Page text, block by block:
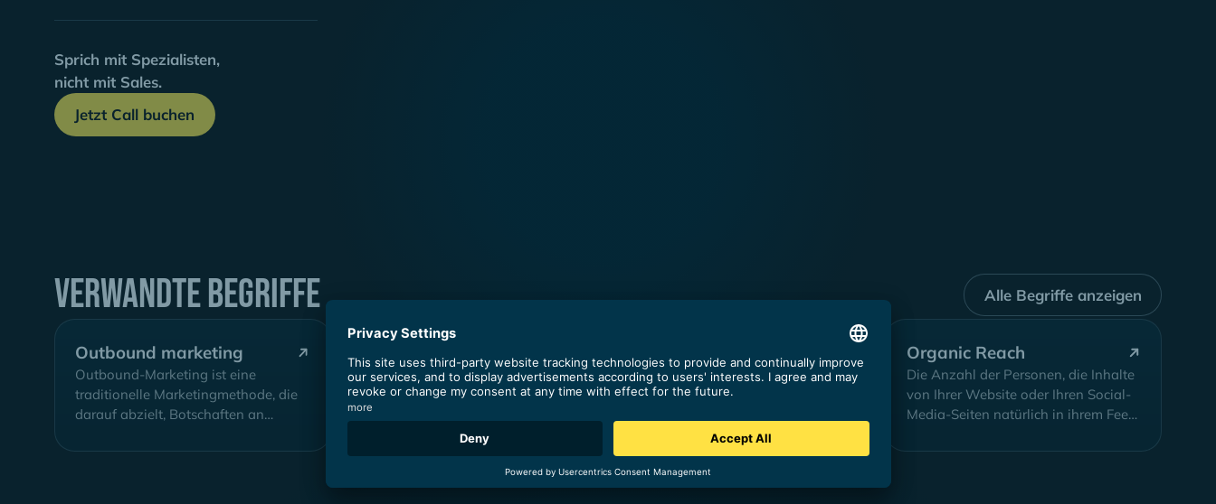
Sprich mit Spezialisten,
nicht mit Sales.
Jetzt Call buchen
Verwandte Begriffe Alle Begriffe anzeigen
Outbound marketing
Outbound-Marketing ist eine
traditionelle Marketingmethode, die
darauf abzielt, Botschaften an
Orphan Page
Verwaiste Seite: Jede Webseite, die
von keiner anderen Seite auf dieser
Webseite verlinkt wird.
Organic traffic
Die Anzahl der Website-Besucher,
die die Website über organische
Organic Reach
Die Anzahl der Personen, die Inhalte
von Ihrer Website oder Ihren Social-
Media-Seiten natürlich in ihrem Feed